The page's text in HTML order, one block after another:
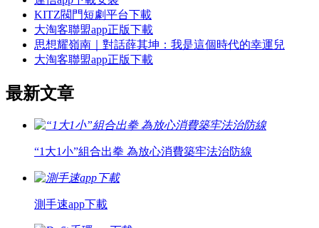
KITZ閥門短劇平台下載
大淘客聯盟app正版下載
思想耀嶺南｜對話薛其坤：我是這個時代的幸運兒
大淘客聯盟app正版下載
最新文章
“1大1小”組合出拳 為放心消費築牢法治防線
測手速app下載